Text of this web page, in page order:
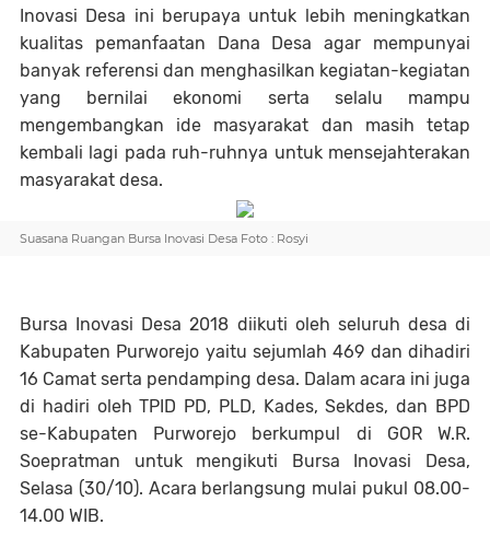
Inovasi Desa ini berupaya untuk lebih meningkatkan
kualitas pemanfaatan Dana Desa agar mempunyai
banyak referensi dan menghasilkan kegiatan-kegiatan
yang bernilai ekonomi serta selalu mampu
mengembangkan ide masyarakat dan masih tetap
kembali lagi pada ruh-ruhnya untuk mensejahterakan
masyarakat desa.
Suasana Ruangan Bursa Inovasi Desa Foto : Rosyi
Bursa Inovasi Desa 2018 diikuti oleh seluruh desa di
Kabupaten Purworejo yaitu sejumlah 469 dan dihadiri
16 Camat serta pendamping desa. Dalam acara ini juga
di hadiri oleh TPID PD, PLD, Kades, Sekdes, dan BPD
se-Kabupaten Purworejo berkumpul di GOR W.R.
Soepratman untuk mengikuti Bursa Inovasi Desa,
Selasa (30/10). Acara berlangsung mulai pukul 08.00-
14.00 WIB.